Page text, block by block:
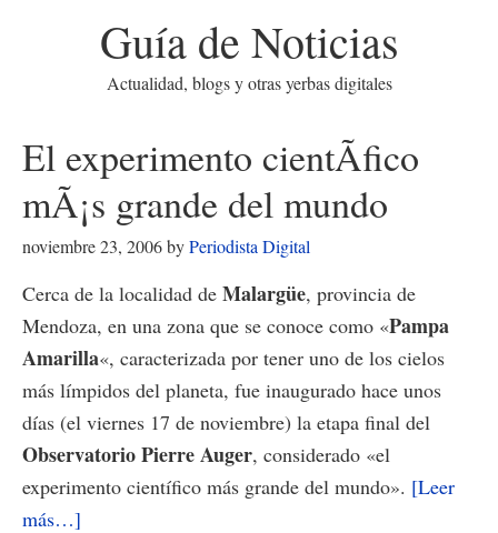
Guía de Noticias
Actualidad, blogs y otras yerbas digitales
El experimento cientÃ­fico
mÃ¡s grande del mundo
noviembre 23, 2006byPeriodista Digital
Cerca de la localidad de Malargüe, provincia de
Mendoza, en una zona que se conoce como «Pampa
Amarilla«, caracterizada por tener uno de los cielos
más límpidos del planeta, fue inaugurado hace unos
días (el viernes 17 de noviembre) la etapa final del
Observatorio Pierre Auger, considerado «el
experimento científico más grande del mundo». [Leer
más…]